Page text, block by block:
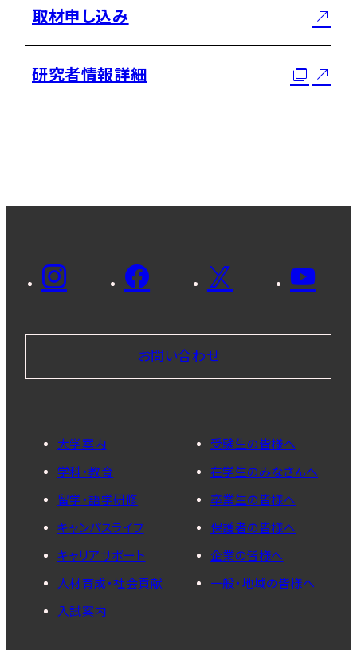
取材申し込み
研究者情報詳細
お問い合わせ
大学案内
学科・教育
留学・語学研修
キャンパスライフ
キャリアサポート
人材育成・社会貢献
入試案内
受験生の皆様へ
在学生のみなさんへ
卒業生の皆様へ
保護者の皆様へ
企業の皆様へ
一般・地域の皆様へ